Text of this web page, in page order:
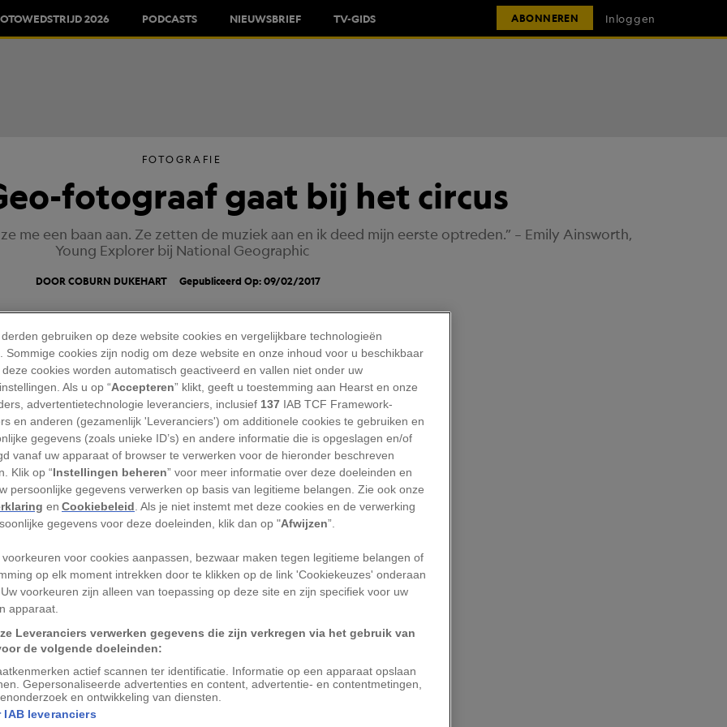
2026 PODCASTS NIEUWSBRIEF TV-GIDS ABONNEREN Inloggen
FOTOGRAFIE
fotograaf gaat bij het circus
me een baan aan. Ze zetten de muziek aan en ik deed mijn eerste optreden.” – Emily Ainsworth,
Young Explorer bij National Geographic
DOOR COBURN DUKEHART Gepubliceerd Op: 09/02/2017
wel het beste verhaal ooit over hoe je
onderwerp. Terwijl ze in 2008 als
radiodocumentaire over Mexicaanse
het Circo Padilla, kreeg een kostuum
om te gaan dansen.
danseres.
was dat ik er nogal slungelig en blank
het wel grappig zou zijn als ik een
ingang die ik anders nooit gehad zou
interview.
gebruiken op deze website cookies en vergelijkbare technologieën
Sommige cookies zijn nodig om deze website en onze inhoud voor u beschikbaar
cookies worden automatisch geactiveerd en vallen niet onder uw
Als u op “Accepteren” klikt, geeft u toestemming aan Hearst en onze
advertentietechnologie leveranciers, inclusief 137 IAB TCF Framework-
en anderen (gezamenlijk 'Leveranciers') om additionele cookies te gebruiken en
gegevens (zoals unieke ID’s) en andere informatie die is opgeslagen en/of
vanaf uw apparaat of browser te verwerken voor de hieronder beschreven
Klik op “Instellingen beheren” voor meer informatie over deze doeleinden en
persoonlijke gegevens verwerken op basis van legitieme belangen. Zie ook onze
enCookiebeleid . Als je niet instemt met deze cookies en de verwerking
gegevens voor deze doeleinden, klik dan op "Afwijzen”.
voorkeuren voor cookies aanpassen, bezwaar maken tegen legitieme belangen of
op elk moment intrekken door te klikken op de link 'Cookiekeuzes' onderaan
voorkeuren zijn alleen van toepassing op deze site en zijn specifiek voor uw
apparaat.
Leveranciers verwerken gegevens die zijn verkregen via het gebruik van
de volgende doeleinden:
actief scannen ter identificatie. Informatie op een apparaat opslaan
Gepersonaliseerde advertenties en content, advertentie- en contentmetingen,
en ontwikkeling van diensten.
IAB leveranciers